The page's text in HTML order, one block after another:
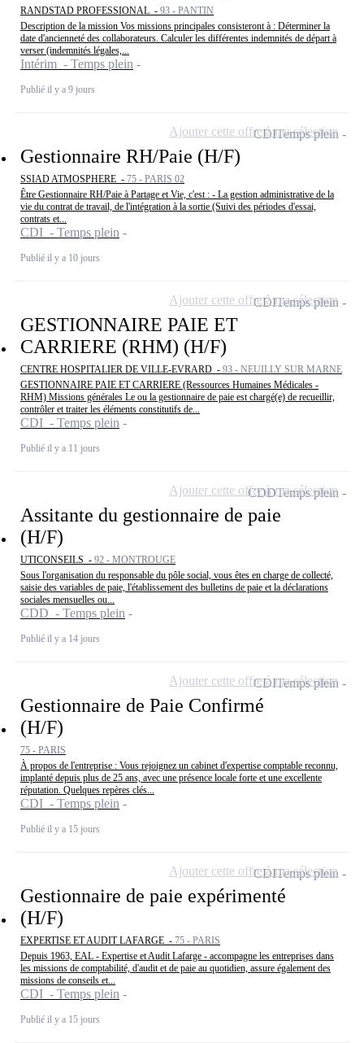
RANDSTAD PROFESSIONAL - 93 - PANTIN
Description de la mission Vos missions principales consisteront à : Déterminer la
date d'ancienneté des collaborateurs. Calculer les différentes indemnités de départ à
verser (indemnités légales,...
Intérim - Temps plein
Publié il y a 9 jours
Gestionnaire RH/Paie (H/F)
SSIAD ATMOSPHERE - 75 - PARIS 02
Être Gestionnaire RH/Paie à Partage et Vie, c'est : - La gestion administrative de la
vie du contrat de travail, de l'intégration à la sortie (Suivi des périodes d'essai,
contrats et...
CDI - Temps plein
Publié il y a 10 jours
CDITemps plein
Ajouter cette offre à ma sélection
GESTIONNAIRE PAIE ET
CARRIERE (RHM) (H/F)
CENTRE HOSPITALIER DE VILLE-EVRARD - 93 - NEUILLY SUR MARNE
GESTIONNAIRE PAIE ET CARRIERE (Ressources Humaines Médicales -
RHM) Missions générales Le ou la gestionnaire de paie est chargé(e) de recueillir,
contrôler et traiter les éléments constitutifs de...
CDI - Temps plein
Publié il y a 11 jours
CDITemps plein
Ajouter cette offre à ma sélection
Assitante du gestionnaire de paie
(H/F)
UTICONSEILS - 92 - MONTROUGE
Sous l'organisation du responsable du pôle social, vous êtes en charge de collecté,
saisie des variables de paie, l'établissement des bulletins de paie et la déclarations
sociales mensuelles ou...
CDD - Temps plein
Publié il y a 14 jours
CDDTemps plein
Ajouter cette offre à ma sélection
Gestionnaire de Paie Confirmé
(H/F)
75 - PARIS
À propos de l'entreprise : Vous rejoignez un cabinet d'expertise comptable reconnu,
implanté depuis plus de 25 ans, avec une présence locale forte et une excellente
réputation. Quelques repères clés...
CDI - Temps plein
Publié il y a 15 jours
CDITemps plein
Ajouter cette offre à ma sélection
Gestionnaire de paie expérimenté
(H/F)
EXPERTISE ET AUDIT LAFARGE - 75 - PARIS
Depuis 1963, EAL - Expertise et Audit Lafarge - accompagne les entreprises dans
les missions de comptabilité, d'audit et de paie au quotidien, assure également des
missions de conseils et...
CDI - Temps plein
Publié il y a 15 jours
CDITemps plein
Ajouter cette offre à ma sélection